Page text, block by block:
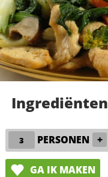
Ingrediënten
PERSONEN +
GA IK MAKEN